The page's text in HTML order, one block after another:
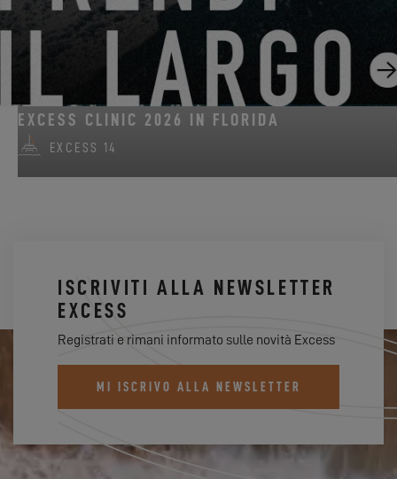
DAL 14 AGOSTO 2026 AL 16 AGOSTO 2026
EXCESS CLINIC 2026 IN FLORIDA
EXCESS 14
ISCRIVITI ALLA NEWSLETTER
EXCESS
Registrati e rimani informato sulle novità Excess
MI ISCRIVO ALLA NEWSLETTER